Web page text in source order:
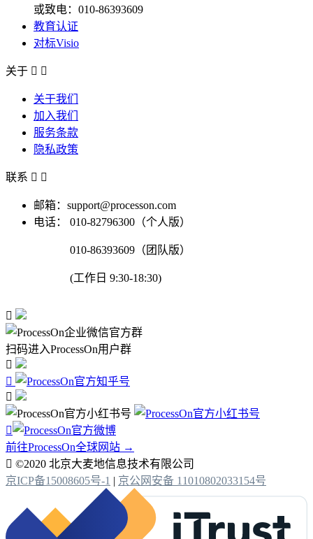
或致电：010-86393609
教育认证
对标Visio
关于  
关于我们
加入我们
服务条款
隐私政策
联系  
邮箱：support@processon.com
电话：
010-82796300（个人版）
010-86393609（团队版）
(工作日 9:30-18:30)

扫码进入ProcessOn用户群




前往ProcessOn全球网站 →
 ©2020 北京大麦地信息技术有限公司
京ICP备15008605号-1 | 京公网安备 11010802033154号